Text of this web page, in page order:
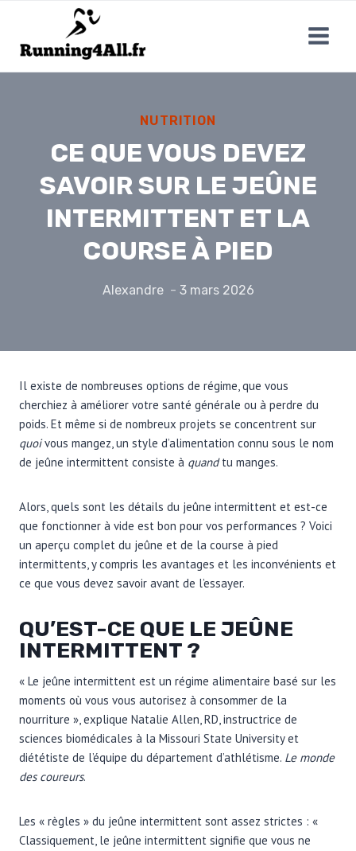
contenu
NUTRITION
CE QUE VOUS DEVEZ
SAVOIR SUR LE JEÛNE
INTERMITTENT ET LA
COURSE À PIED
Alexandre 3 mars 2026
Il existe de nombreuses options de régime, que vous
cherchiez à améliorer votre santé générale ou à perdre du
poids. Et même si de nombreux projets se concentrent sur
quoivous mangez, un style d’alimentation connu sous le nom
de jeûne intermittent consiste à quandtu manges.
Alors, quels sont les détails du jeûne intermittent et est-ce
que fonctionner à vide est bon pour vos performances ? Voici
un aperçu complet du jeûne et de la course à pied
intermittents, y compris les avantages et les inconvénients et
ce que vous devez savoir avant de l’essayer.
QU’EST-CE QUE LE JEÛNE
INTERMITTENT ?
« Le jeûne intermittent est un régime alimentaire basé sur les
moments où vous vous autorisez à consommer de la
nourriture », explique Natalie Allen, RD, instructrice de
sciences biomédicales à la Missouri State University et
diététiste de l’équipe du département d’athlétisme. Le monde
des coureurs.
Les « règles » du jeûne intermittent sont assez strictes : «
Classiquement, le jeûne intermittent signifie que vous ne